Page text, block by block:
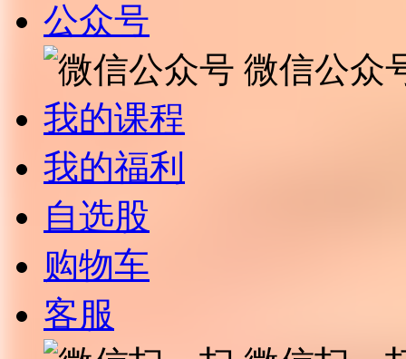
公众号
微信公众
我的课程
我的福利
自选股
购物车
客服